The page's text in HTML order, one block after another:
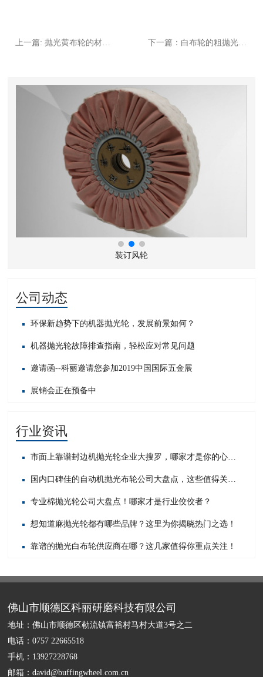
装订风轮
公司动态
环保新趋势下的机器抛光轮，发展前景如何？
机器抛光轮故障排查指南，轻松应对常见问题​
邀请函--科丽邀请您参加2019中国国际五金展
展销会正在预备中
行业资讯
专业棉抛光轮公司大盘点！哪家才是行业佼佼者？
想知道麻抛光轮都有哪些品牌？这里为你揭晓热门之选！
靠谱的抛光白布轮供应商在哪？这几家值得你重点关注！
佛山市顺德区科丽研磨科技有限公司
地址：佛山市顺德区勒流镇富裕村马村大道3号之二
电话：0757 22665518
手机：13927228768
邮箱：david@buffingwheel.com.cn